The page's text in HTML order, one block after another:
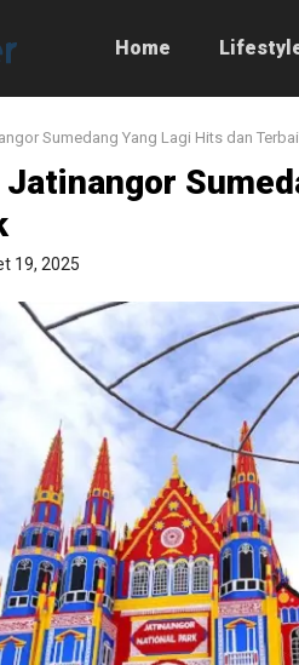
Home
Sumedang Yang Lagi Hits dan
19, 2025